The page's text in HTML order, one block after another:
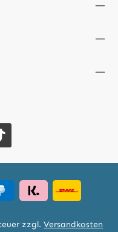
zzgl. Versandkosten